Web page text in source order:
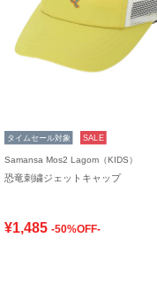
タイムセール対象 SALE
Samansa Mos2 Lagom（KIDS）
恐竜刺繍ジェットキャップ
¥1,485 -50%OFF-